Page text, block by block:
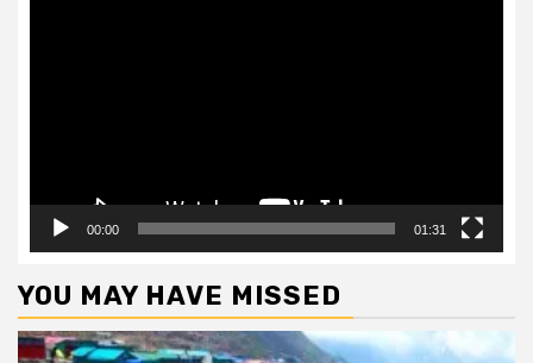
00:00 01:31
YOU MAY HAVE MISSED